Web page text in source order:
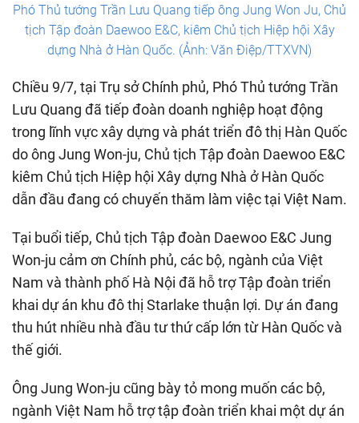
Phó Thủ tướng Trần Lưu Quang tiếp ông Jung Won Ju, Chủ
tịch Tập đoàn Daewoo E&C, kiêm Chủ tịch Hiệp hội Xây
dựng Nhà ở Hàn Quốc. (Ảnh: Văn Điệp/TTXVN)
Chiều 9/7, tại Trụ sở Chính phủ, Phó Thủ tướng Trần
Lưu Quang đã tiếp đoàn doanh nghiệp hoạt động
trong lĩnh vực xây dựng và phát triển đô thị Hàn Quốc
do ông Jung Won-ju, Chủ tịch Tập đoàn Daewoo E&C
kiêm Chủ tịch Hiệp hội Xây dựng Nhà ở Hàn Quốc
dẫn đầu đang có chuyến thăm làm việc tại Việt Nam.
Tại buổi tiếp, Chủ tịch Tập đoàn Daewoo E&C Jung
Won-ju cảm ơn Chính phủ, các bộ, ngành của Việt
Nam và thành phố Hà Nội đã hỗ trợ Tập đoàn triển
khai dự án khu đô thị Starlake thuận lợi. Dự án đang
thu hút nhiều nhà đầu tư thứ cấp lớn từ Hàn Quốc và
thế giới.
Ông Jung Won-ju cũng bày tỏ mong muốn các bộ,
ngành Việt Nam hỗ trợ tập đoàn triển khai một dự án